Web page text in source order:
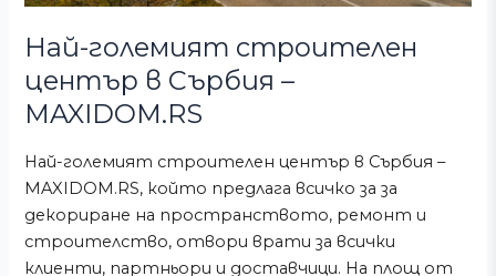
Най-големият строителен
център в Сърбия –
MAXIDOM.RS
Най-големият строителен център в Сърбия –
MAXIDOM.RS, който предлага всичко за за
декориране на пространството, ремонт и
строителство, отвори врати за всички
клиенти, партньори и доставчици. На площ от